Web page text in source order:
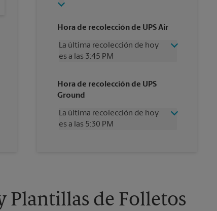
Hora de recolección de UPS Air
La última recolección de hoy
es a las 3:45 PM
Jueves
3:45 PM
Viernes
Sábado
1:15 PM
Domingo
Sin Recolección
Hora de recolección de UPS
Ground
La última recolección de hoy
es a las 5:30 PM
Domingo
Sin Recolección
Lunes
5:30 PM
Plantillas de Folletos